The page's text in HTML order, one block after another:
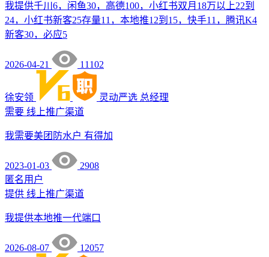
我提供千川6，闲鱼30，高德100，小红书双月18万以上22到
24，小红书新客25存量11，本地推12到15，快手11，腾讯K4
新客30，必应5
2026-04-21 11102
徐安领 灵动严选 总经理
需要 线上推广渠道
我需要美团防水户 有得加
2023-01-03
2908
匿名用户
提供 线上推广渠道
我提供本地推一代端口
2026-08-07 12057